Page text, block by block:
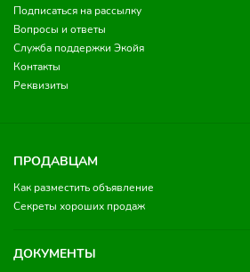
Подписаться на рассылку
Вопросы и ответы
Служба поддержки Экойя
Контакты
Реквизиты
ПРОДАВЦАМ
Как разместить объявление
Секреты хороших продаж
ДОКУМЕНТЫ